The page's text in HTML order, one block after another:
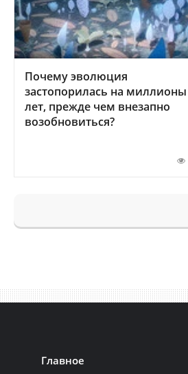
Почему эволюция
застопорилась на миллионы
лет, прежде чем внезапно
возобновиться?
Главное